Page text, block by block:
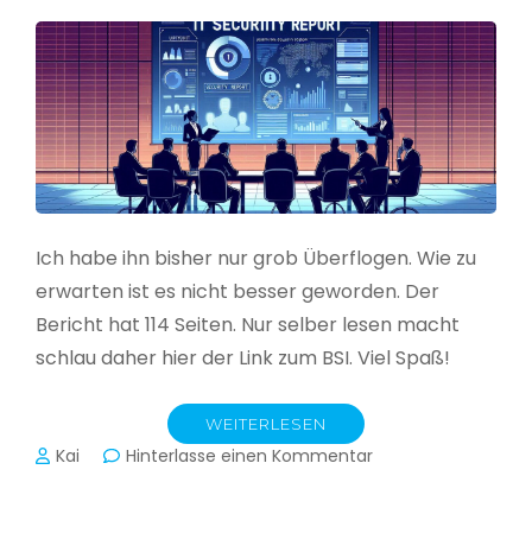
Ich habe ihn bisher nur grob Überflogen. Wie zu
erwarten ist es nicht besser geworden. Der
Bericht hat 114 Seiten. Nur selber lesen macht
schlau daher hier der Link zum BSI. Viel Spaß!
WEITERLESEN
Kai Hinterlasse einen Kommentarzu